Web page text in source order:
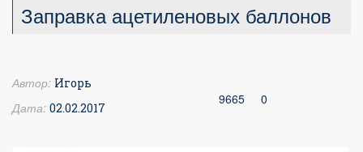
Заправка ацетиленовых баллонов
Автор: Игорь
Дата: 02.02.2017
9665 0